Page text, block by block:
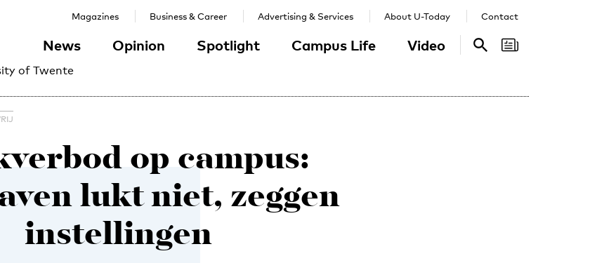
of Twente
News Opinion Spotlight Campus Life Video
Magazines Business & Career Advertising & Services About U-Today Contact
Search
op campus:
lukt niet, zeggen
instellingen